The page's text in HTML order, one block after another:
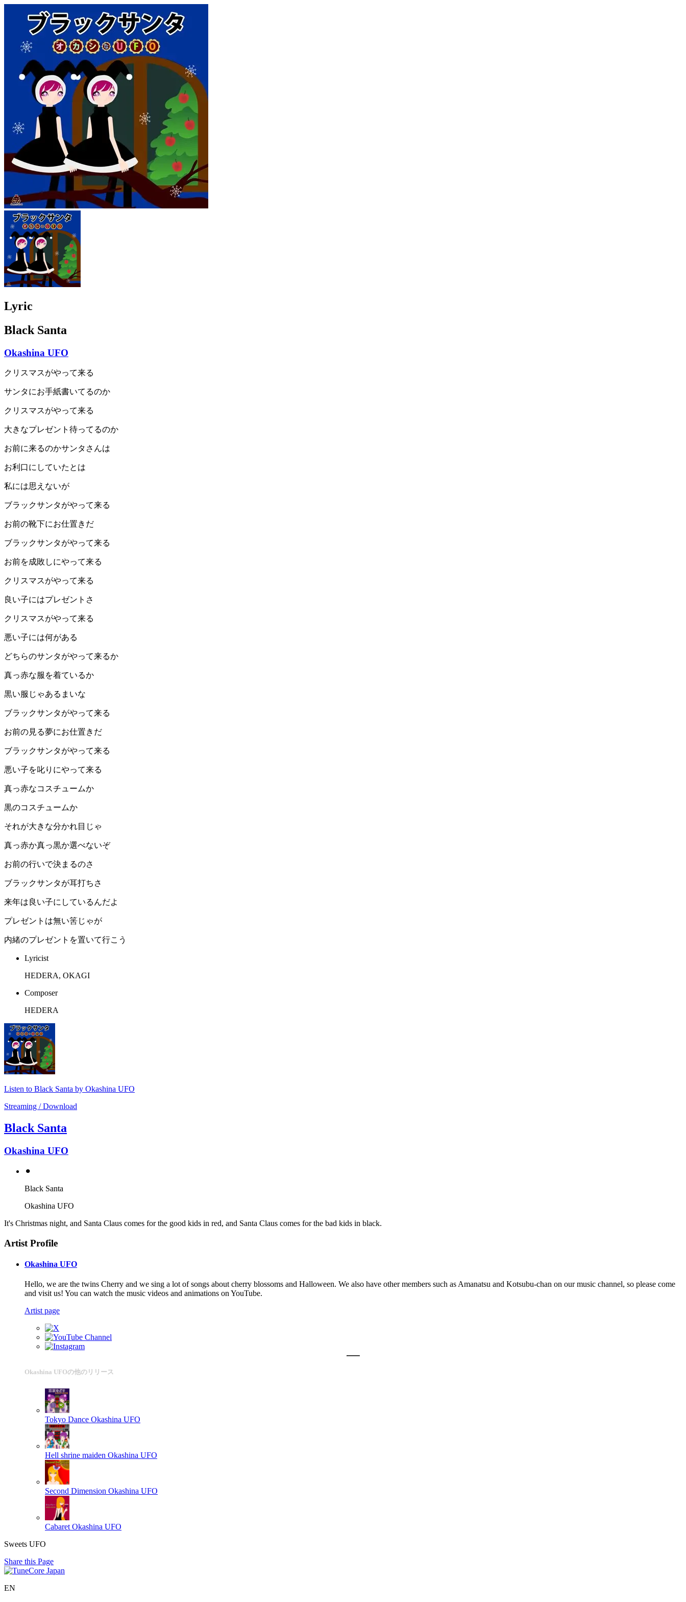
Lyric
Black Santa
Okashina UFO
クリスマスがやって来る
サンタにお手紙書いてるのか
クリスマスがやって来る
大きなプレゼント待ってるのか
お前に来るのかサンタさんは
お利口にしていたとは
私には思えないが
ブラックサンタがやって来る
お前の靴下にお仕置きだ
ブラックサンタがやって来る
お前を成敗しにやって来る
クリスマスがやって来る
良い子にはプレゼントさ
クリスマスがやって来る
悪い子には何がある
どちらのサンタがやって来るか
真っ赤な服を着ているか
黒い服じゃあるまいな
ブラックサンタがやって来る
お前の見る夢にお仕置きだ
ブラックサンタがやって来る
悪い子を叱りにやって来る
真っ赤なコスチュームか
黒のコスチュームか
それが大きな分かれ目じゃ
真っ赤か真っ黒か選べないぞ
お前の行いで決まるのさ
ブラックサンタが耳打ちさ
来年は良い子にしているんだよ
プレゼントは無い筈じゃが
内緒のプレゼントを置いて行こう
Lyricist
HEDERA, OKAGI
Composer
HEDERA
Listen to Black Santa by Okashina UFO
Streaming / Download
Black Santa
Okashina UFO
⚫︎
Black Santa
Okashina UFO
It's Christmas night, and Santa Claus comes for the good kids in red, and Santa Claus comes for the bad kids in black.
Artist Profile
Okashina UFO
Hello, we are the twins Cherry and we sing a lot of songs about cherry blossoms and Halloween. We also have other members such as Amanatsu and Kotsubu-chan on our music channel, so please come
and visit us! You can watch the music videos and animations on YouTube.
Artist page
Okashina UFOの他のリリース
Tokyo Dance Okashina UFO
Hell shrine maiden Okashina UFO
Second Dimension Okashina UFO
Cabaret Okashina UFO
Sweets UFO
Share this Page
EN